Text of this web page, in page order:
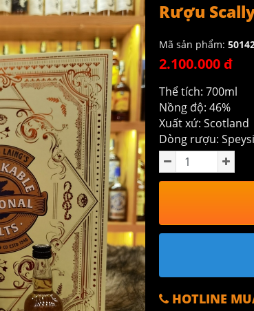
Rượu
Mã sản phẩm:
2.100.000 đ
Thể tích: 700ml
Nồng độ: 46%
Xuất xứ: Scotland
Dòng rượu:
HOTLINE